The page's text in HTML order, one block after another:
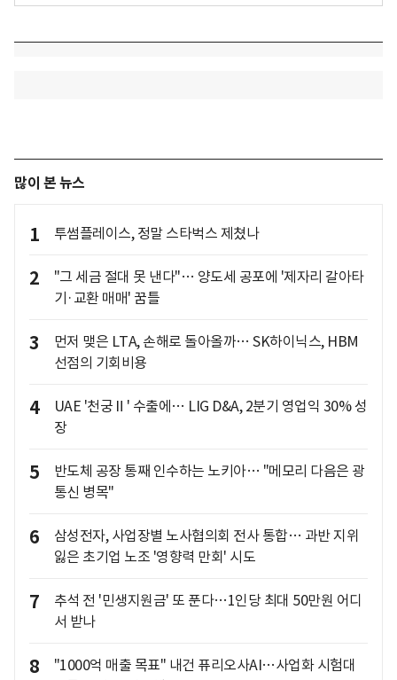
많이 본 뉴스
1 투썸플레이스, 정말 스타벅스 제쳤나
2
"그 세금 절대 못 낸다"… 양도세 공포에 '제자리 갈아타
기·교환 매매' 꿈틀
3
먼저 맺은 LTA, 손해로 돌아올까… SK하이닉스, HBM
선점의 기회비용
4
UAE '천궁Ⅱ' 수출에… LIG D&A, 2분기 영업익 30% 성
장
5
반도체 공장 통째 인수하는 노키아… "메모리 다음은 광
통신 병목"
6
삼성전자, 사업장별 노사협의회 전사 통합… 과반 지위
잃은 초기업 노조 '영향력 만회' 시도
7
추석 전 '민생지원금' 또 푼다…1인당 최대 50만원 어디
서 받나
8
"1000억 매출 목표" 내건 퓨리오사AI…사업화 시험대